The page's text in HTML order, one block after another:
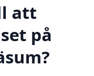
att
på